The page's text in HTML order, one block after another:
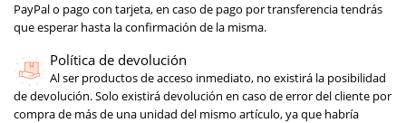
PayPal o pago con tarjeta, en caso de pago por transferencia tendrás
que esperar hasta la confirmación de la misma.
Política de devolución
Al ser productos de acceso inmediato, no existirá la posibilidad
de devolución. Solo existirá devolución en caso de error del cliente por
compra de más de una unidad del mismo artículo, ya que habría